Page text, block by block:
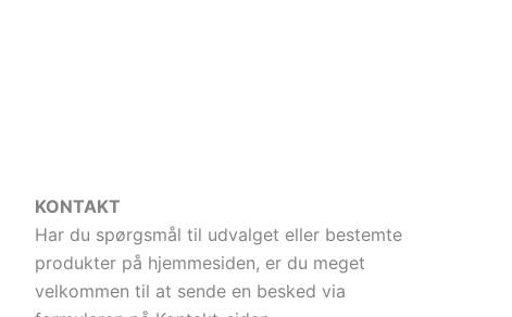
KONTAKT
Har du spørgsmål til udvalget eller bestemte
produkter på hjemmesiden, er du meget
velkommen til at sende en besked via